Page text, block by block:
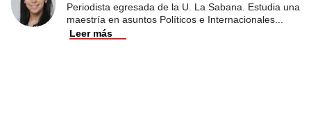
Periodista egresada de la U. La Sabana. Estudia una
maestría en asuntos Políticos e Internacionales
Leer más